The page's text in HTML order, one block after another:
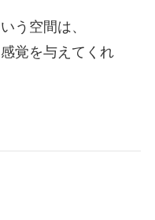
う空間は、
覚を与えてくれ